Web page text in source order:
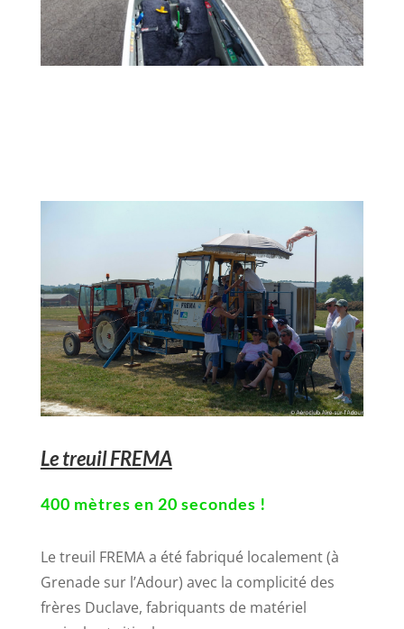
Le treuil FREMA
400 mètres en 20 secondes !
Le treuil FREMA a été fabriqué localement (à
Grenade sur l’Adour) avec la complicité des
frères Duclave, fabriquants de matériel